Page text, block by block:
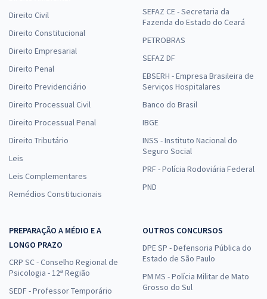
Direito Civil
Direito Constitucional
Direito Empresarial
Direito Penal
Direito Previdenciário
Direito Processual Civil
Direito Processual Penal
Direito Tributário
Leis
Leis Complementares
Remédios Constitucionais
SEFAZ CE - Secretaria da
Fazenda do Estado do Ceará
PETROBRAS
SEFAZ DF
EBSERH - Empresa Brasileira de
Serviços Hospitalares
Banco do Brasil
IBGE
INSS - Instituto Nacional do
Seguro Social
PRF - Polícia Rodoviária Federal
PND
PREPARAÇÃO A MÉDIO E A
LONGO PRAZO
CRP SC - Conselho Regional de
Psicologia - 12ª Região
SEDF - Professor Temporário
OUTROS CONCURSOS
DPE SP - Defensoria Pública do
Estado de São Paulo
PM MS - Polícia Militar de Mato
Grosso do Sul